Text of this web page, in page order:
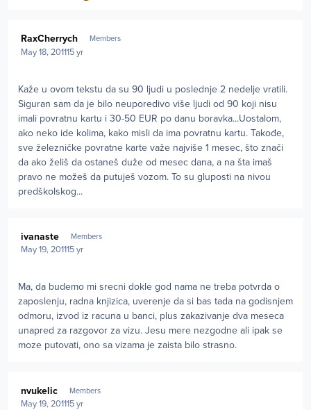
RaxCherrych Members
May 18, 201115 yr
Kaže u ovom tekstu da su 90 ljudi u poslednje 2 nedelje vratili.
Siguran sam da je bilo neuporedivo više ljudi od 90 koji nisu
imali povratnu kartu i 30-50 EUR po danu boravka...Uostalom,
ako neko ide kolima, kako misli da ima povratnu kartu. Takođe,
sve železničke povratne karte važe najviše 1 mesec, što znači
da ako želiš da ostaneš duže od mesec dana, a na šta imaš
pravo ne možeš da putuješ vozom. To su gluposti na nivou
predškolskog...
ivanaste Members
May 19, 201115 yr
Ma, da budemo mi srecni dokle god nama ne treba potvrda o
zaposlenju, radna knjizica, uverenje da si bas tada na godisnjem
odmoru, izvod iz racuna u banci, plus zakazivanje dva meseca
unapred za razgovor za vizu. Jesu mere nezgodne ali ipak se
moze putovati, ono sa vizama je zaista bilo strasno.
nvukelic Members
May 19, 201115 yr